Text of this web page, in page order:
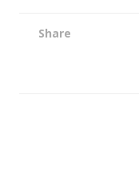
Share